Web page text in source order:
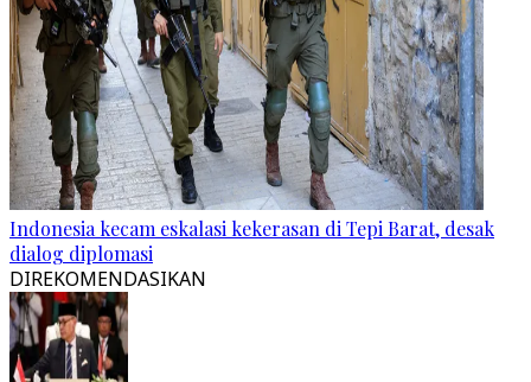
Indonesia kecam eskalasi kekerasan di Tepi Barat, desak
dialog diplomasi
DIREKOMENDASIKAN